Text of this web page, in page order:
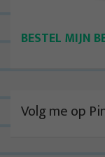
BESTEL MIJN
Volg me op